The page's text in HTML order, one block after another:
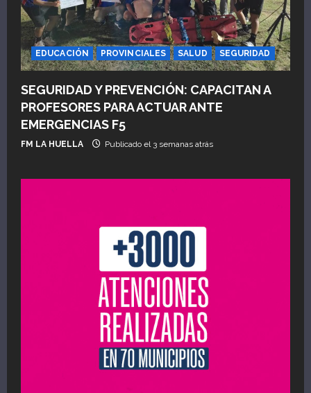
EDUCACIÓN PROVINCIALES SALUD SEGURIDAD
SEGURIDAD Y PREVENCIÓN: CAPACITAN A
PROFESORES PARA ACTUAR ANTE
EMERGENCIAS F5
FM LA HUELLA Publicado el 3 semanas atrás